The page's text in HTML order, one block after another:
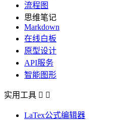
流程图
思维笔记
Markdown
在线白板
原型设计
API服务
智能图形
实用工具  
LaTex公式编辑器